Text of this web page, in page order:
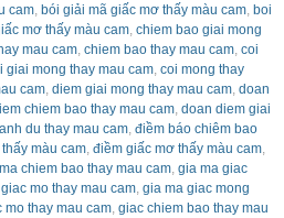
cam, bói giải mã giấc mơ thấy màu cam, boi
mơ thấy màu cam, chiem bao giai mong
mau cam, chiem bao thay mau cam, coi
giai mong thay mau cam, coi mong thay
cam, diem giai mong thay mau cam, doan
chiem bao thay mau cam, doan diem giai
du thay mau cam, điềm báo chiêm bao
màu cam, điềm giấc mơ thấy màu cam,
chiem bao thay mau cam, gia ma giac
mo thay mau cam, gia ma giac mong
thay mau cam, giac chiem bao thay mau